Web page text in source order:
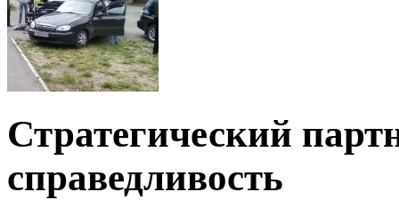
Стратегический
справедливость